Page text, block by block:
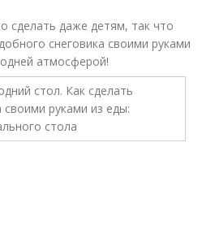
сделать даже детям, так что
снеговика своими руками
атмосферой!